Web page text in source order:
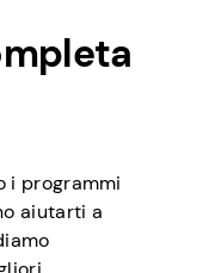
i programmi
aiutarti a